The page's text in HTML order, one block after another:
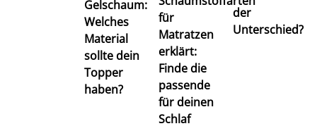
Gelschaum:
Welches
Material
sollte dein
Topper
haben?
für
Matratzen
erklärt:
Finde die
passende
für deinen
Schlaf
der
Unterschied?